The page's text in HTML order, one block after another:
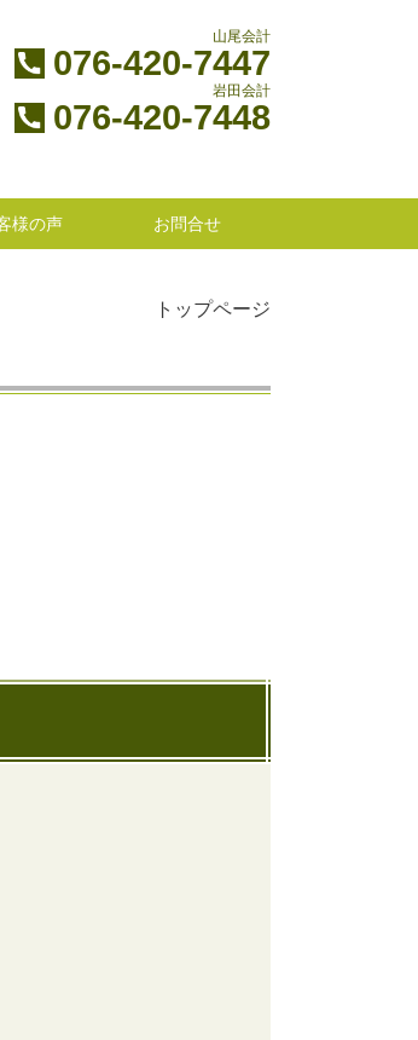
山尾会計
076-420-7447
岩田会計
076-420-7448
様の声 お問合せ
トップページ